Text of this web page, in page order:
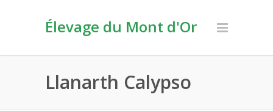
Élevage du Mont d'Or
Llanarth Calypso